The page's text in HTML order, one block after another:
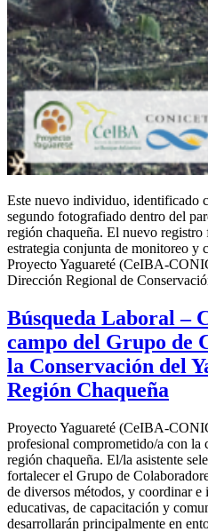
Este nuevo individuo, identificado
segundo fotografiado dentro del
región chaqueña. El nuevo registro
estrategia conjunta de monitoreo y
Proyecto Yaguareté (CeIBA-
Dirección Regional de
Búsqueda Laboral –
campo del Grupo de
la Conservación del
Región Chaqueña
Proyecto Yaguareté (CeIBA-
profesional comprometido/a con la
región chaqueña. El/la asistente
fortalecer el Grupo de
de diversos métodos, y coordinar
educativas, de capacitación y
desarrollarán principalmente en